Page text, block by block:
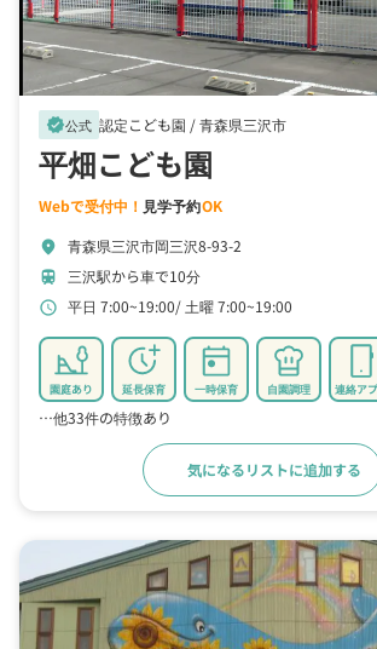
verified公式 認定こども園 /青森県三沢市
平畑こども園
Webで受付中！ 見学予約OK
location_on 青森県三沢市岡三沢8-93-2
train 三沢駅から車で10分
schedule 平日 7:00~19:00 土曜 7:00~19:00
園庭あり 延長保育 一時保育 自園調理 連絡ア
…他33件の特徴あり
気になるリストに追加する